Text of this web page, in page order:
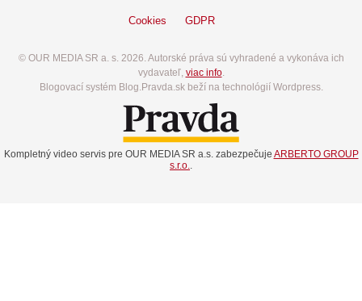
Cookies GDPR
© OUR MEDIA SR a. s. 2026. Autorské práva sú vyhradené a vykonáva ich
vydavateľ, viac info.
Blogovací systém Blog.Pravda.sk beží na technológií Wordpress.
Kompletný video servis pre OUR MEDIA SR a.s. zabezpečuje ARBERTO GROUP
s.r.o..